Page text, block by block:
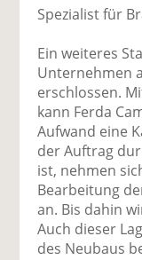
Spezialist für
Ein weiteres
Unternehmen
erschlossen.
kann Ferda
Aufwand eine
der Auftrag
ist, nehmen
Bearbeitung
an. Bis dahin
Auch dieser
des Neubaus